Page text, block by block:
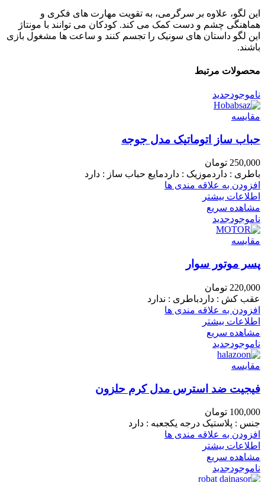
این لگو، علاوه بر سرگرمی، به تقویت مهارت های فکری و
هماهنگی چشم و دست کمک می کند. کودکان می توانند با مونتاژ
این لگو داستان های سونیک را تجسم کنند و ساعت ها مشغول بازی
باشند.
محصولات مرتبط
ناموجودجدید
مقایسه
حباب ساز اتوماتیک مدل جوجه
250,000 تومان
باطری : داردموزیک : داردمایع حباب ساز : دارد
افزودن به علاقه مندی ها
اطلاعات بیشتر
مشاهده سریع
ناموجودجدید
مقایسه
پسر موتور سوار
220,000 تومان
عقب کش : داردباطری : ندارد
افزودن به علاقه مندی ها
اطلاعات بیشتر
مشاهده سریع
ناموجودجدید
مقایسه
فیجیت ضد استرس مدل کرم حلزون
100,000 تومان
جنس : پلاستیک درجه یکجعبه : دارد
افزودن به علاقه مندی ها
اطلاعات بیشتر
مشاهده سریع
ناموجودجدید